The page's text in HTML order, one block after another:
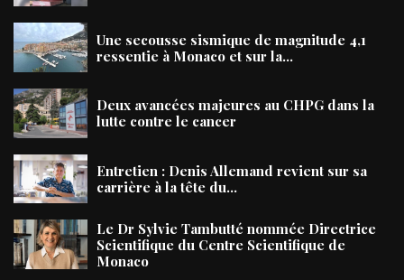
Une secousse sismique de magnitude 4,1
ressentie à Monaco et sur la...
Deux avancées majeures au CHPG dans la
lutte contre le cancer
Entretien : Denis Allemand revient sur sa
carrière à la tête du...
Le Dr Sylvie Tambutté nommée Directrice
Scientifique du Centre Scientifique de
Monaco